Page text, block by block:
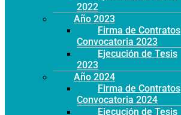
2022
Año 2023
Firma de Contratos
Convocatoria 2023
Ejecución de Tesis
2023
Año 2024
Firma de Contratos
Convocatoria 2024
Ejecución de Tesis